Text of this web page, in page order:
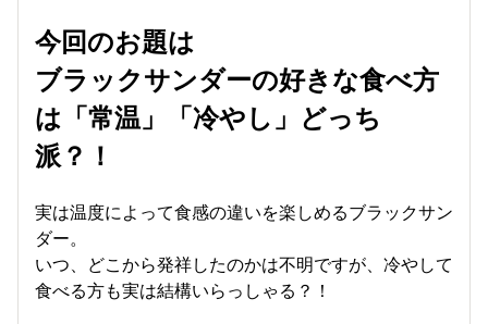
今回のお題は
ブラックサンダーの好きな食べ方
は「常温」「冷やし」どっち
派？！
実は温度によって食感の違いを楽しめるブラックサン
ダー。
いつ、どこから発祥したのかは不明ですが、冷やして
食べる方も実は結構いらっしゃる？！